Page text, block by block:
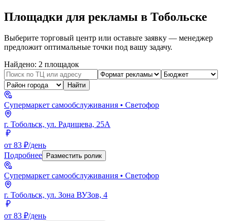
Площадки для рекламы в Тобольске
Выберите торговый центр или оставьте заявку — менеджер
предложит оптимальные точки под вашу задачу.
Найдено: 2 площадок
Найти
Супермаркет самообслуживания • Светофор
г. Тобольск, ул. Радищева, 25А
от 83 ₽/день
Подробнее
Разместить ролик
Супермаркет самообслуживания • Светофор
г. Тобольск, ул. Зона ВУЗов, 4
от 83 ₽/день